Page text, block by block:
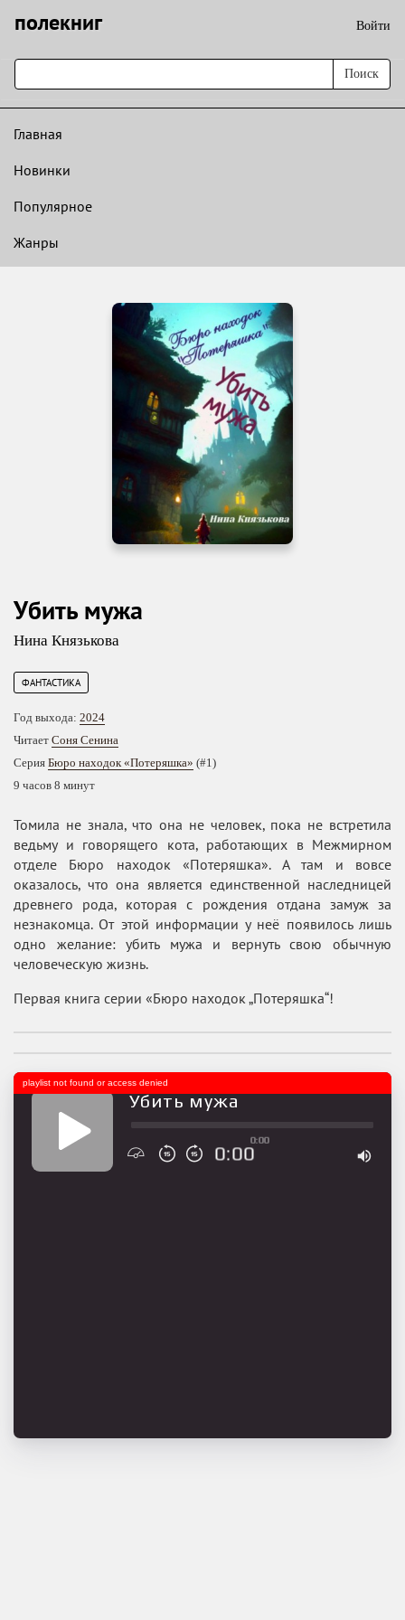
полекниг Войти
Поиск
Главная
Новинки
Популярное
Жанры
Убить мужа
Нина Князькова
ФАНТАСТИКА
Год выхода: 2024
Читает Соня Сенина
Серия Бюро находок «Потеряшка» (#1)
9 часов 8 минут
Томила не знала, что она не человек, пока не встретила
ведьму и говорящего кота, работающих в Межмирном
отделе Бюро находок «Потеряшка». А там и вовсе
оказалось, что она является единственной наследницей
древнего рода, которая с рождения отдана замуж за
незнакомца. От этой информации у неё появилось лишь
одно желание: убить мужа и вернуть свою обычную
человеческую жизнь.
Первая книга серии «Бюро находок „Потеряшка“!
Убить мужа
0:00
0:00
playlist not found or access denied